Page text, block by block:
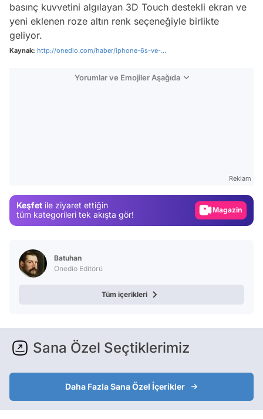
basınç kuvvetini algılayan 3D Touch destekli ekran ve
yeni eklenen roze altın renk seçeneğiyle birlikte
geliyor.
Kaynak: http://onedio.com/haber/iphone-6s-ve-...
Yorumlar ve Emojiler Aşağıda
Reklam
Keşfet ile ziyaret ettiğin
tüm kategorileri tek akışta gör!
Video
Batuhan
Onedio Editörü
Tüm içerikleri
Sana Özel Seçtiklerimiz
Daha Fazla Sana Özel İçerikler